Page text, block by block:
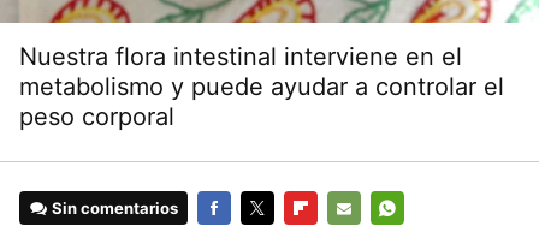
Nuestra flora intestinal interviene en el
metabolismo y puede ayudar a controlar el
peso corporal
Sin comentarios